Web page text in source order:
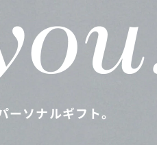
ーソナルギフト。